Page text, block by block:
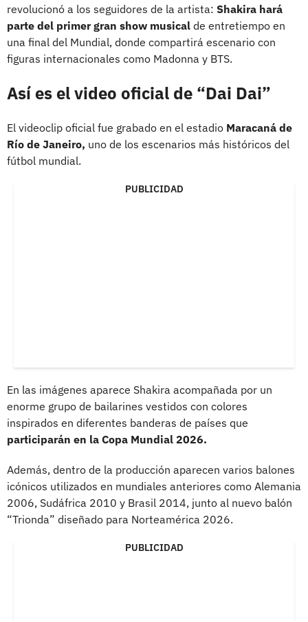
revolucionó a los seguidores de la artista: Shakira hará
parte del primer gran show musical de entretiempo en
una final del Mundial, donde compartirá escenario con
figuras internacionales como Madonna y BTS.
Así es el video oficial de “Dai Dai”
El videoclip oficial fue grabado en el estadio Maracaná de
Río de Janeiro, uno de los escenarios más históricos del
fútbol mundial.
PUBLICIDAD
En las imágenes aparece Shakira acompañada por un
enorme grupo de bailarines vestidos con colores
inspirados en diferentes banderas de países que
participarán en la Copa Mundial 2026.
Además, dentro de la producción aparecen varios balones
icónicos utilizados en mundiales anteriores como Alemania
2006, Sudáfrica 2010 y Brasil 2014, junto al nuevo balón
“Trionda” diseñado para Norteamérica 2026.
PUBLICIDAD